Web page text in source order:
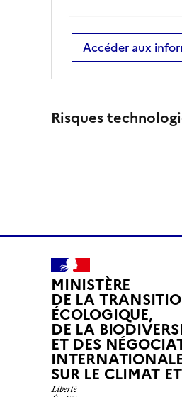
Accéder aux
Risques
MINISTÈRE
DE LA
ÉCOLOGIQUE,
DE LA
ET DES
SUR LE CLIMAT